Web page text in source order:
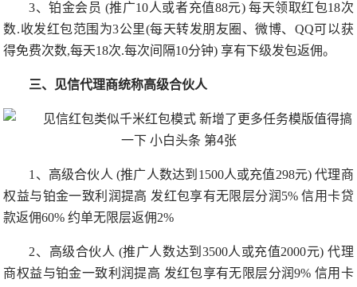
3、铂金会员 (推广10人或者充值88元) 每天领取红包18次
数.收发红包范围为3公里(每天转发朋友圈、微博、QQ可以获
得免费次数,每天18次.每次间隔10分钟) 享有下级发包返佣。
三、见信代理商统称高级合伙人
1、高级合伙人 (推广人数达到1500人或充值298元) 代理商
权益与铂金一致利润提高 发红包享有无限层分润5% 信用卡贷
款返佣60% 约单无限层返佣2%
2、高级合伙人 (推广人数达到3500人或充值2000元) 代理
商权益与铂金一致利润提高 发红包享有无限层分润9% 信用卡